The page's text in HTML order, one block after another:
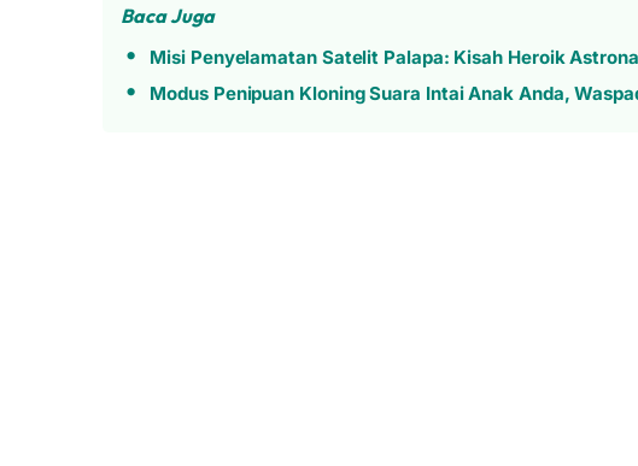
Baca Juga
Misi Penyelamatan Satelit Palapa: Kisah Heroik
Modus Penipuan Kloning Suara Intai Anak Anda,